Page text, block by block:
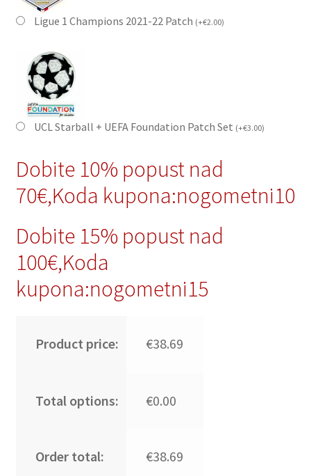
Ligue 1 Champions 2021-22 Patch (+€2.00)
UCL Starball + UEFA Foundation Patch Set (+€3.00)
Dobite 10% popust nad
70€,Koda kupona:nogometni10
Dobite 15% popust nad
100€,Koda
kupona:nogometni15
Product price: €38.69
Total options: €0.00
Order total: €38.69